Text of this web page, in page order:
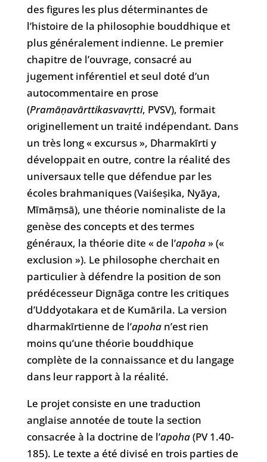
des figures les plus déterminantes de
l’histoire de la philosophie bouddhique et
plus généralement indienne. Le premier
chapitre de l’ouvrage, consacré au
jugement inférentiel et seul doté d’un
autocommentaire en prose
(Pramāṇavārttikasvavṛtti, PVSV), formait
originellement un traité indépendant. Dans
un très long « excursus », Dharmakīrti y
développait en outre, contre la réalité des
universaux telle que défendue par les
écoles brahmaniques (Vaiśeṣika, Nyāya,
Mīmāṃsā), une théorie nominaliste de la
genèse des concepts et des termes
généraux, la théorie dite « de l’apoha» («
exclusion »). Le philosophe cherchait en
particulier à défendre la position de son
prédécesseur Dignāga contre les critiques
d’Uddyotakara et de Kumārila. La version
dharmakīrtienne de l’apohan’est rien
moins qu’une théorie bouddhique
complète de la connaissance et du langage
dans leur rapport à la réalité.
Le projet consiste en une traduction
anglaise annotée de toute la section
consacrée à la doctrine de l’apoha(PV 1.40-
185). Le texte a été divisé en trois parties de